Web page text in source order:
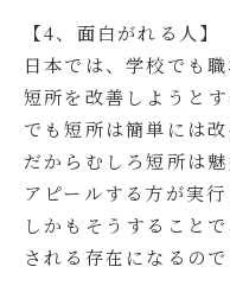
【4、面白がれる人】
日本では、学校でも
短所を改善しようとす
でも短所は簡単には改
だからむしろ短所は
アピールする方が実
しかもそうすること
される存在になるので